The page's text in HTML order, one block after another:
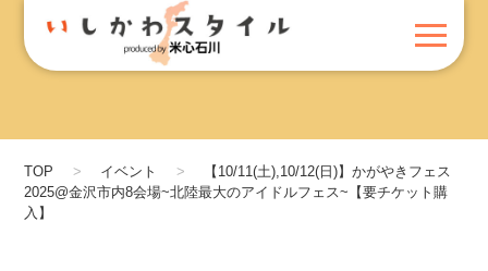
TOP イベント
【10/11(土),10/12(日)】かがやきフェス
2025@金沢市内8会場~北陸最大のアイドルフェス~【要チケット購
入】